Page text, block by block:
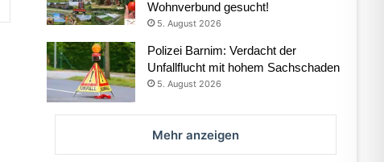
Wohnverbund gesucht!
5. August 2026
Polizei Barnim: Verdacht der
Unfallflucht mit hohem Sachschaden
5. August 2026
Mehr anzeigen